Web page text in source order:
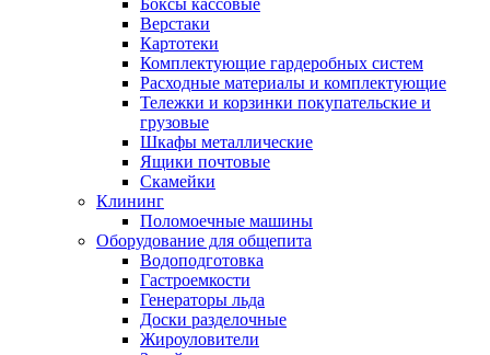
Боксы кассовые
Верстаки
Картотеки
Комплектующие гардеробных систем
Расходные материалы и комплектующие
Тележки и корзинки покупательские и
грузовые
Шкафы металлические
Ящики почтовые
Скамейки
Клининг
Поломоечные машины
Оборудование для общепита
Водоподготовка
Гастроемкости
Генераторы льда
Доски разделочные
Жироуловители